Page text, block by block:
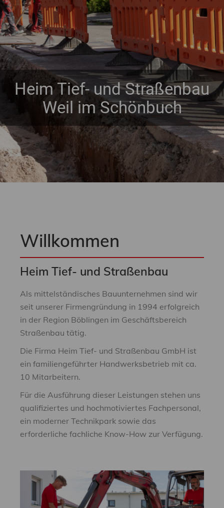
Heim Tief- und Straßenbau
Weil im Schönbuch
Willkommen
Heim Tief- und Straßenbau
Als mittelständisches Bauunternehmen sind wir
seit unserer Firmengründung in 1994 erfolgreich
in der Region Böblingen im Geschäftsbereich
Straßenbau tätig.
Die Firma Heim Tief- und Straßenbau GmbH ist
ein familiengeführter Handwerksbetrieb mit ca.
10 Mitarbeitern.
Für die Ausführung dieser Leistungen stehen uns
qualifiziertes und hochmotiviertes Fachpersonal,
ein moderner Technikpark sowie das
erforderliche fachliche Know-How zur Verfügung.